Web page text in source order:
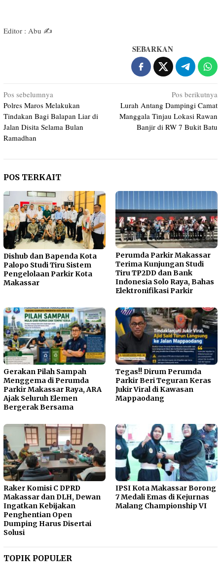
Editor : Abu ✍️
SEBARKAN
Navigasi
pos
Pos sebelumnya
Polres Maros Melakukan
Tindakan Bagi Balapan Liar di
Jalan Disita Selama Bulan
Ramadhan
Pos berikutnya
Lurah Antang Dampingi Camat
Manggala Tinjau Lokasi Rawan
Banjir di RW 7 Bukit Batu
POS TERKAIT
Dishub dan Bapenda Kota
Palopo Studi Tiru Sistem
Pengelolaan Parkir Kota
Makassar
Perumda Parkir Makassar
Terima Kunjungan Studi
Tiru TP2DD dan Bank
Indonesia Solo Raya, Bahas
Elektronifikasi Parkir
Gerakan Pilah Sampah
Menggema di Perumda
Parkir Makassar Raya, ARA
Ajak Seluruh Elemen
Bergerak Bersama
Tegas!! Dirum Perumda
Parkir Beri Teguran Keras
Jukir Viral di Kawasan
Mappaodang
Raker Komisi C DPRD
Makassar dan DLH, Dewan
Ingatkan Kebijakan
Penghentian Open
Dumping Harus Disertai
Solusi
IPSI Kota Makassar Borong
7 Medali Emas di Kejurnas
Malang Championship VI
TOPIK POPULER